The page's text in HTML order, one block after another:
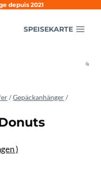
depuis 2021
SPEISEKARTE
/ Gepäckanhänger /
)